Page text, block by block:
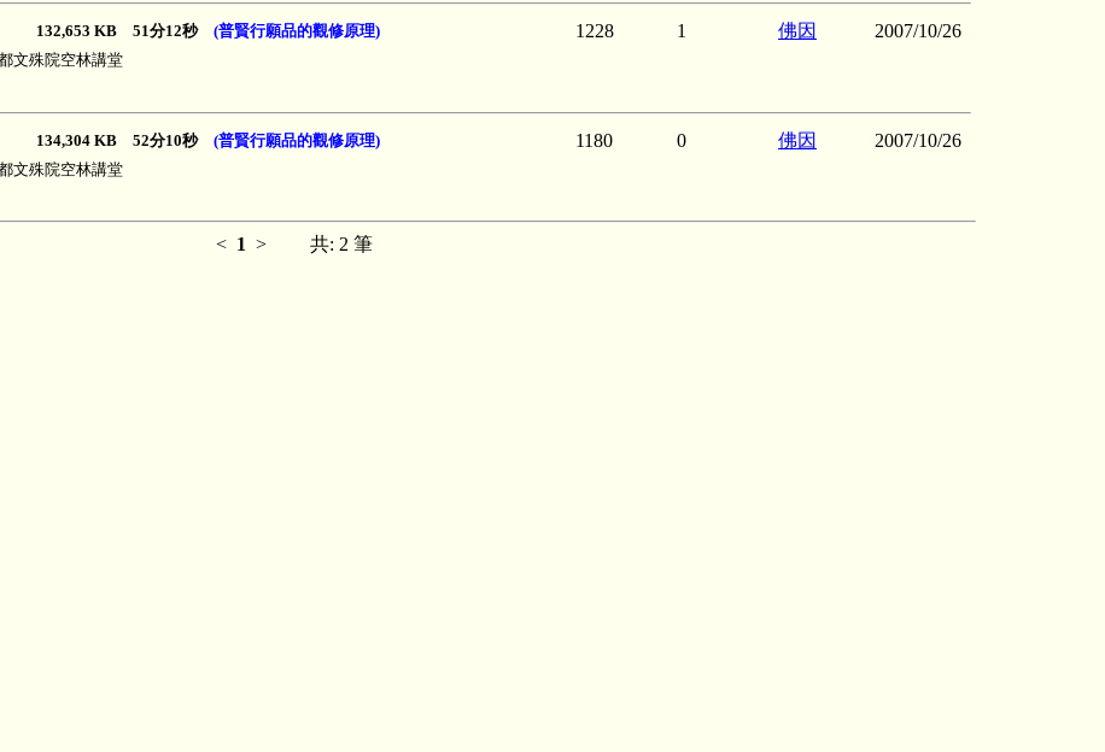
132,653 KB 51分12秒 (普賢行願品的觀修原理) 1228 1 佛因 2007/10/26
文殊院空林講堂
134,304 KB 52分10秒 (普賢行願品的觀修原理) 1180 0 佛因 2007/10/26
文殊院空林講堂
< 1 > 共: 2 筆